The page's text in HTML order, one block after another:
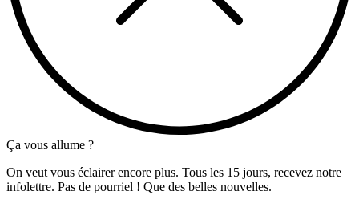
Ça vous allume ?
On veut vous éclairer encore plus. Tous les 15 jours, recevez notre
infolettre. Pas de pourriel ! Que des belles nouvelles.